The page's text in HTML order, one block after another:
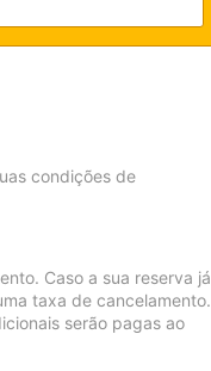
condições de
Caso a sua reserva já
taxa de cancelamento.
serão pagas ao